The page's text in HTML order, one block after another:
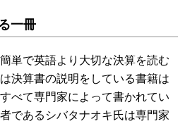
一冊
単で英語より大切な決算を読む
決算書の説明をしている書籍は
べて専門家によって書かれてい
であるシバタナオキ氏は専門家